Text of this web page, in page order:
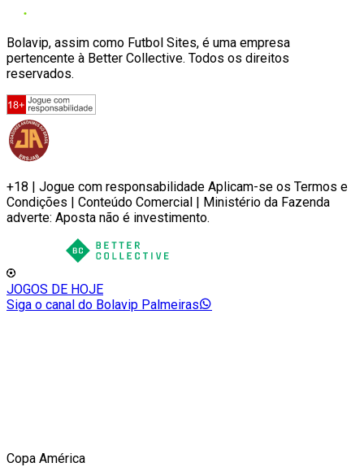
Bolavip, assim como Futbol Sites, é uma empresa
pertencente à Better Collective. Todos os direitos
reservados.
+18 | Jogue com responsabilidade Aplicam-se os Termos e
Condições | Conteúdo Comercial | Ministério da Fazenda
adverte: Aposta não é investimento.
JOGOS DE HOJE
Siga o canal do Bolavip Palmeiras
Copa América